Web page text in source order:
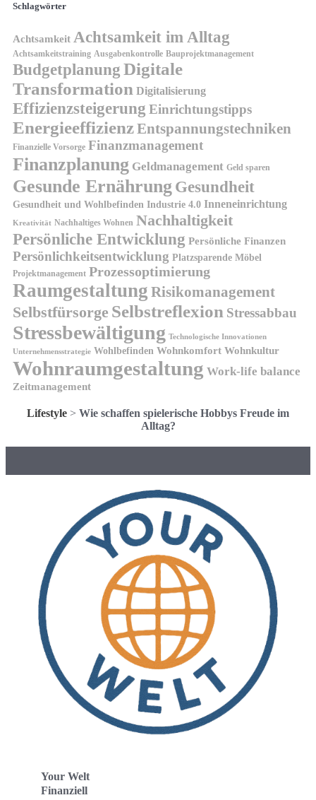
Schlagwörter
Achtsamkeit Achtsamkeit im Alltag
Achtsamkeitstraining Ausgabenkontrolle Bauprojektmanagement
BudgetplanungDigitale
Transformation Digitalisierung
Effizienzsteigerung Einrichtungstipps
EnergieeffizienzEntspannungstechniken
Finanzielle Vorsorge Finanzmanagement
Finanzplanung Geldmanagement Geld sparen
Gesunde Ernährung Gesundheit
Gesundheit und Wohlbefinden Industrie 4.0 Inneneinrichtung
Kreativität Nachhaltiges Wohnen Nachhaltigkeit
Persönliche Entwicklung Persönliche Finanzen
Persönlichkeitsentwicklung Platzsparende Möbel
Projektmanagement Prozessoptimierung
Raumgestaltung Risikomanagement
Selbstfürsorge Selbstreflexion Stressabbau
Stressbewältigung Technologische Innovationen
Unternehmensstrategie Wohlbefinden Wohnkomfort Wohnkultur
Wohnraumgestaltung Work-life balance
Zeitmanagement
Lifestyle > Wie schaffen spielerische Hobbys Freude im
Alltag?
Your Welt
Finanziell